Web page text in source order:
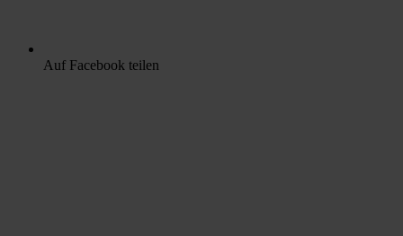
Auf Facebook teilen